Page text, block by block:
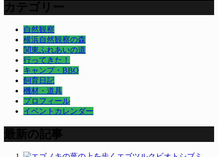
カテゴリー
自然観察
横浜自然観察の森
関東ふれあいの道
行ってきた！
キャンプ・BBQ
飼育日記
機材・道具
プロフィール
イベントカレンダー
最新の記事